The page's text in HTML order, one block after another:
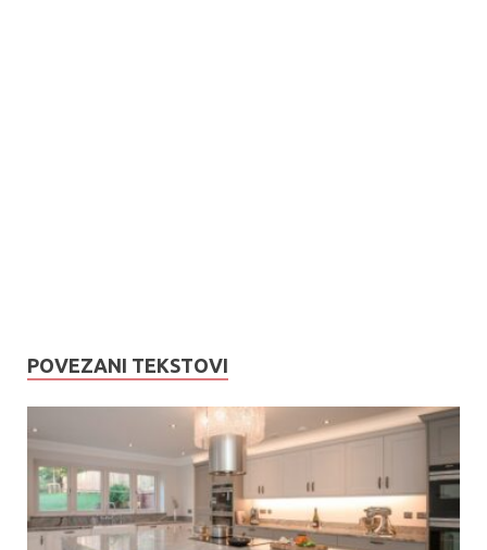
POVEZANI TEKSTOVI